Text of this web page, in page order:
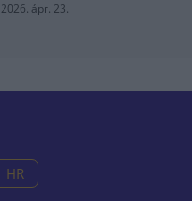
2026. ápr. 23.
HR